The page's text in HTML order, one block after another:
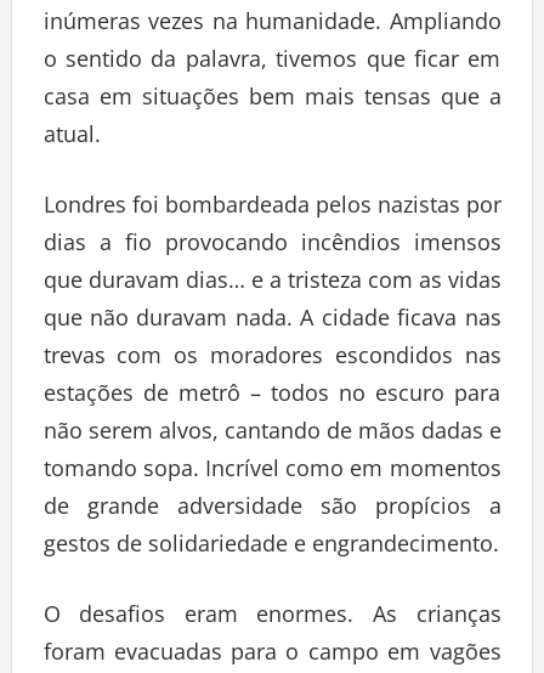
inúmeras vezes na humanidade. Ampliando
o sentido da palavra, tivemos que ficar em
casa em situações bem mais tensas que a
atual.
Londres foi bombardeada pelos nazistas por
dias a fio provocando incêndios imensos
que duravam dias… e a tristeza com as vidas
que não duravam nada. A cidade ficava nas
trevas com os moradores escondidos nas
estações de metrô – todos no escuro para
não serem alvos, cantando de mãos dadas e
tomando sopa. Incrível como em momentos
de grande adversidade são propícios a
gestos de solidariedade e engrandecimento.
O desafios eram enormes. As crianças
foram evacuadas para o campo em vagões